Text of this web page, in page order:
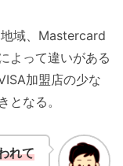
域、Mastercard
よって違いがある
加盟店の少な
となる。
れて